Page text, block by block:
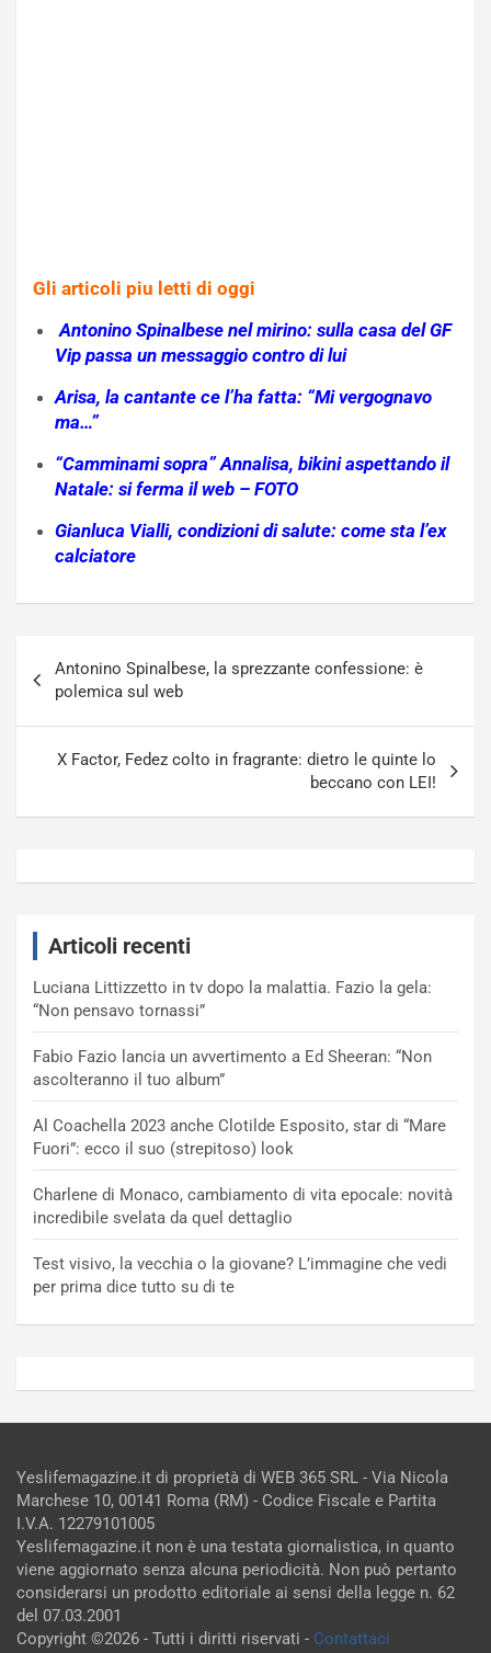
Gli articoli piu letti di oggi
Antonino Spinalbese nel mirino: sulla casa del GF
Vip passa un messaggio contro di lui
Arisa, la cantante ce l’ha fatta: “Mi vergognavo
ma…”
“Camminami sopra” Annalisa, bikini aspettando il
Natale: si ferma il web – FOTO
Gianluca Vialli, condizioni di salute: come sta l’ex
calciatore
articoli
Antonino Spinalbese, la sprezzante confessione: è
polemica sul web
X Factor, Fedez colto in fragrante: dietro le quinte lo
beccano con LEI!
Articoli recenti
Luciana Littizzetto in tv dopo la malattia. Fazio la gela:
“Non pensavo tornassi”
Fabio Fazio lancia un avvertimento a Ed Sheeran: “Non
ascolteranno il tuo album”
Al Coachella 2023 anche Clotilde Esposito, star di “Mare
Fuori”: ecco il suo (strepitoso) look
Charlene di Monaco, cambiamento di vita epocale: novità
incredibile svelata da quel dettaglio
Test visivo, la vecchia o la giovane? L’immagine che vedi
per prima dice tutto su di te
Yeslifemagazine.it di proprietà di WEB 365 SRL - Via Nicola
Marchese 10, 00141 Roma (RM) - Codice Fiscale e Partita
I.V.A. 12279101005
Yeslifemagazine.it non è una testata giornalistica, in quanto
viene aggiornato senza alcuna periodicità. Non può pertanto
considerarsi un prodotto editoriale ai sensi della legge n. 62
del 07.03.2001
Copyright ©2026 - Tutti i diritti riservati - Contattaci